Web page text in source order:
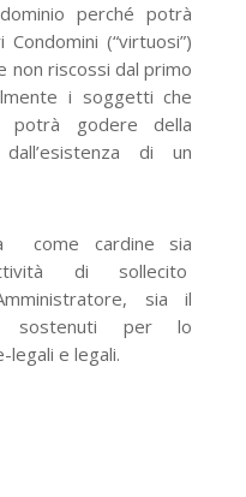
perché potrà
(“virtuosi”)
non riscossi dal primo
i soggetti che
potrà godere della
di un
come cardine sia
di sollecito
sia il
sostenuti per lo
e legali.